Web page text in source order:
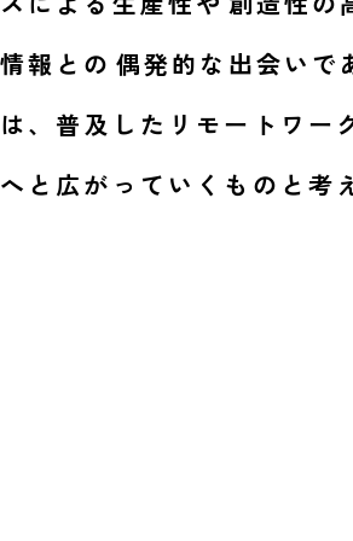
報との 偶発的な出会い で
、普及したリモートワー
と広がっていくものと考